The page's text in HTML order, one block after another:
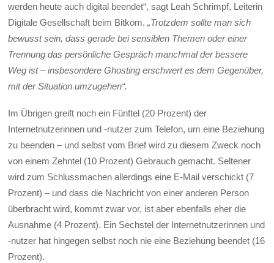
werden heute auch digital beendet“, sagt Leah Schrimpf, Leiterin
Digitale Gesellschaft beim Bitkom.„Trotzdem sollte man sich
bewusst sein, dass gerade bei sensiblen Themen oder einer
Trennung das persönliche Gespräch manchmal der bessere
Weg ist – insbesondere Ghosting erschwert es dem Gegenüber,
mit der Situation umzugehen“.
Im Übrigen greift noch ein Fünftel (20 Prozent) der
Internetnutzerinnen und -nutzer zum Telefon, um eine Beziehung
zu beenden – und selbst vom Brief wird zu diesem Zweck noch
von einem Zehntel (10 Prozent) Gebrauch gemacht. Seltener
wird zum Schlussmachen allerdings eine E-Mail verschickt (7
Prozent) – und dass die Nachricht von einer anderen Person
überbracht wird, kommt zwar vor, ist aber ebenfalls eher die
Ausnahme (4 Prozent). Ein Sechstel der Internetnutzerinnen und
-nutzer hat hingegen selbst noch nie eine Beziehung beendet (16
Prozent).